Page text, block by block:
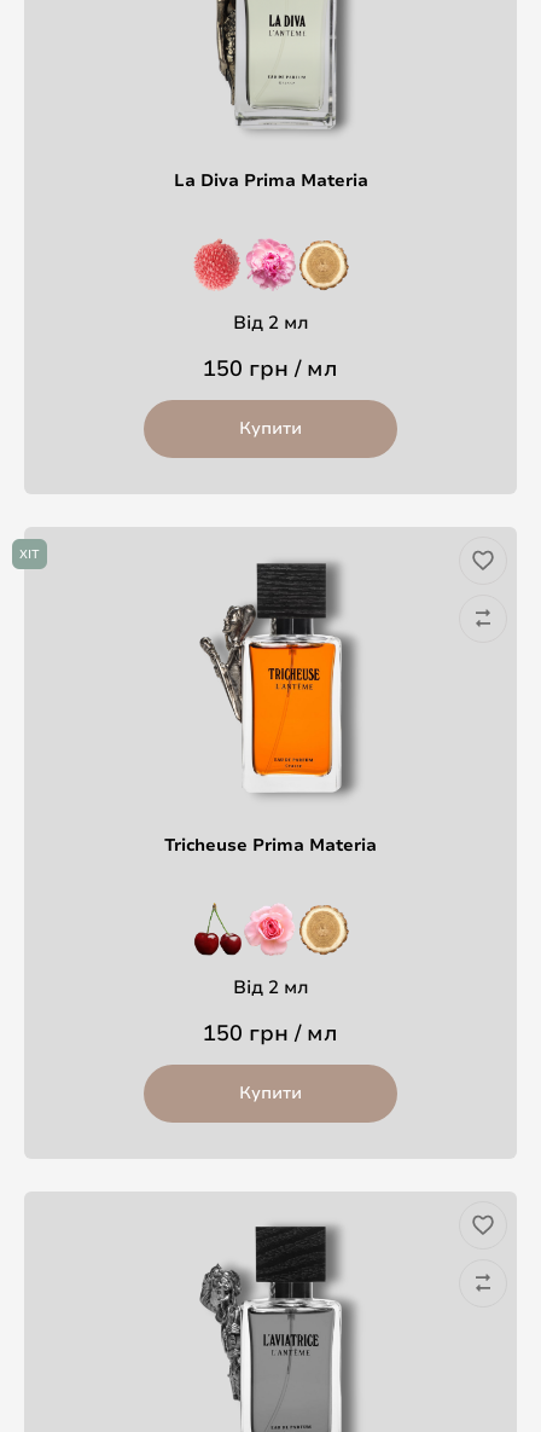
La Diva Prima Materia
Від 2 мл
150 грн / мл
Купити
ХІТ
Tricheuse Prima Materia
Від 2 мл
150 грн / мл
Купити